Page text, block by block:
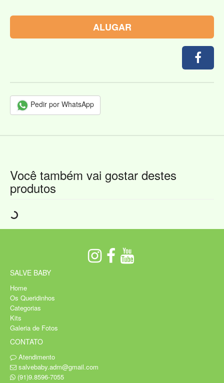
ALUGAR
Pedir por WhatsApp
Você também vai gostar destes
produtos
SALVE BABY
Home
Os Queridinhos
Categorias
Kits
Galeria de Fotos
CONTATO
Atendimento
salvebaby.adm@gmail.com
(91)9.8596-7055